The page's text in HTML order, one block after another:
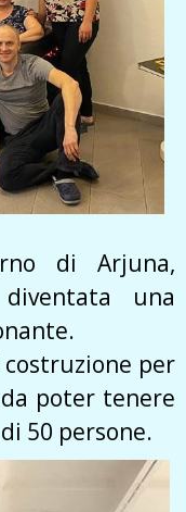
di Arjuna,
una
per
poter tenere
50 persone.